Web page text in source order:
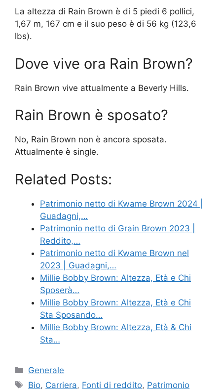
La altezza di Rain Brown è di 5 piedi 6 pollici,
1,67 m, 167 cm e il suo peso è di 56 kg (123,6
lbs).
Dove vive ora Rain Brown?
Rain Brown vive attualmente a Beverly Hills.
Rain Brown è sposato?
No, Rain Brown non è ancora sposata.
Attualmente è single.
Related Posts:
Patrimonio netto di Kwame Brown 2024 |
Guadagni,…
Patrimonio netto di Grain Brown 2023 |
Reddito,…
Patrimonio netto di Kwame Brown nel
2023 | Guadagni,…
Millie Bobby Brown: Altezza, Età e Chi
Sposerà…
Millie Bobby Brown: Altezza, Età e Chi
Sta Sposando…
Millie Bobby Brown: Altezza, Età & Chi
Sta…
Categories
Generale
Tags
Bio, Carriera, Fonti di reddito, Patrimonio